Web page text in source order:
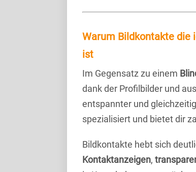
Warum Bildkontakte die
ist
Im Gegensatz zu einem
dank der Profilbilder und
entspannter und
spezialisiert und bietet dir
Bildkontakte hebt sich
Kontaktanzeigen,